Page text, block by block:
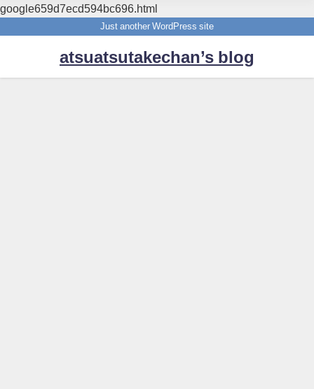
google659d7ecd594bc696.html
Just another WordPress site
atsuatsutakechan’s blog